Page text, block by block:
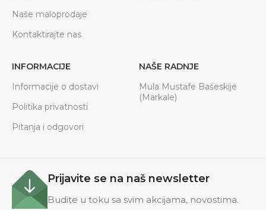
Naše maloprodaje
Kontaktirajte nas
INFORMACIJE
Informacije o dostavi
Politika privatnosti
Pitanja i odgovori
NAŠE RADNJE
Mula Mustafe Bašeskije
(Markale)
Prijavite se na naš newsletter
Budite u toku sa svim akcijama, novostima.